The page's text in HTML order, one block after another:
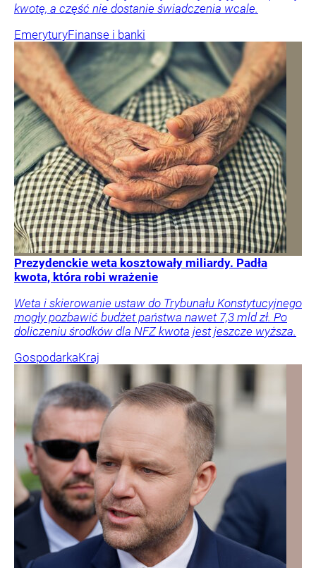
kwotę, a część nie dostanie świadczenia wcale.
EmeryturyFinanse i banki
Prezydenckie weta kosztowały miliardy. Padła
kwota, która robi wrażenie
Weta i skierowanie ustaw do Trybunału Konstytucyjnego
mogły pozbawić budżet państwa nawet 7,3 mld zł. Po
doliczeniu środków dla NFZ kwota jest jeszcze wyższa.
GospodarkaKraj